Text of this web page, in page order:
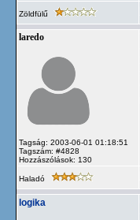
Zöldfülű
laredo
Tagság: 2003-06-01 01:18:51
Tagszám: #4828
Hozzászólások: 130
Haladó
logika